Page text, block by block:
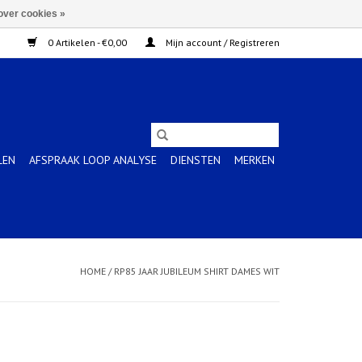
0 Artikelen - €0,00 Mijn account / Registreren
AFSPRAAK LOOP ANALYSE DIENSTEN MERKEN
HOME / RP85 JAAR JUBILEUM SHIRT DAMES WIT
cookies »